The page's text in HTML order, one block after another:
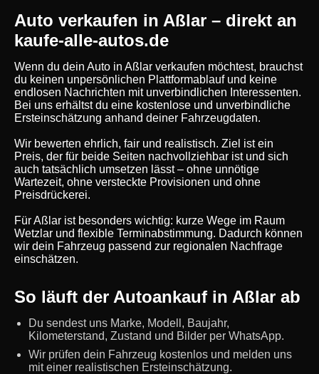
Auto verkaufen in Aßlar – direkt an
kaufe-alle-autos.de
Wenn du dein Auto in Aßlar verkaufen möchtest, brauchst
du keinen unpersönlichen Plattformablauf und keine
endlosen Nachrichten mit unverbindlichen Interessenten.
Bei uns erhältst du eine kostenlose und unverbindliche
Ersteinschätzung anhand deiner Fahrzeugdaten.
Wir bewerten ehrlich, fair und realistisch. Ziel ist ein
Preis, der für beide Seiten nachvollziehbar ist und sich
auch tatsächlich umsetzen lässt – ohne unnötige
Wartezeit, ohne versteckte Provisionen und ohne
Preisdrückerei.
Für Aßlar ist besonders wichtig: kurze Wege im Raum
Wetzlar und flexible Terminabstimmung. Dadurch können
wir dein Fahrzeug passend zur regionalen Nachfrage
einschätzen.
So läuft der Autoankauf in Aßlar ab
Du sendest uns Marke, Modell, Baujahr,
Kilometerstand, Zustand und Bilder per WhatsApp.
Wir prüfen dein Fahrzeug kostenlos und melden uns
mit einer realistischen Ersteinschätzung.